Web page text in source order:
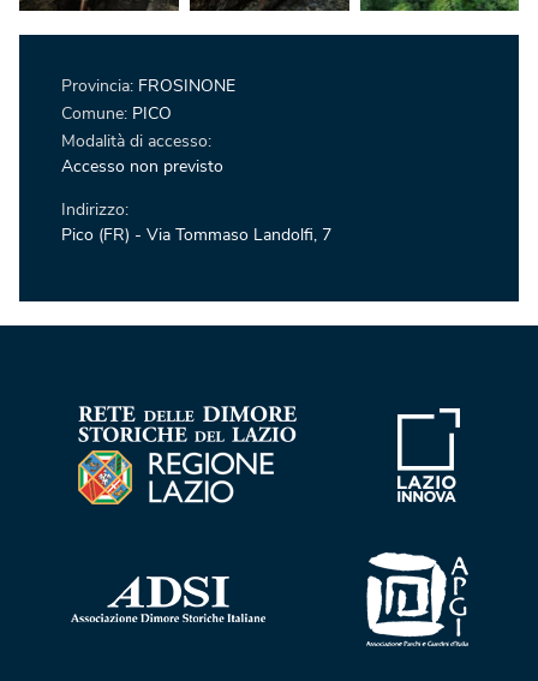
Provincia: FROSINONE
Comune: PICO
Modalità di accesso:
Accesso non previsto
Indirizzo:
Pico (FR) - Via Tommaso Landolfi, 7